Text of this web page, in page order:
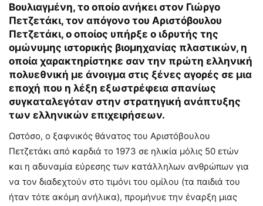
Βουλιαγμένη, το οποίο ανήκει στον Γιώργο
Πετζετάκι, τον απόγονο του Αριστόβουλου
Πετζετάκι, ο οποίος υπήρξε ο ιδρυτής της
ομώνυμης ιστορικής βιομηχανίας πλαστικών, η
οποία χαρακτηρίστηκε σαν την πρώτη ελληνική
πολυεθνική με άνοιγμα στις ξένες αγορές σε μια
εποχή που η λέξη εξωστρέφεια σπανίως
συγκαταλεγόταν στην στρατηγική ανάπτυξης
των ελληνικών επιχειρήσεων.
Ωστόσο, ο ξαφνικός θάνατος του Αριστόβουλου
Πετζετάκι από καρδιά το 1973 σε ηλικία μόλις 50 ετών
και η αδυναμία εύρεσης των κατάλληλων ανθρώπων για
να τον διαδεχτούν στο τιμόνι του ομίλου (τα παιδιά του
ήταν τότε ακόμη ανήλικα), προμήνυε την έναρξη μιας